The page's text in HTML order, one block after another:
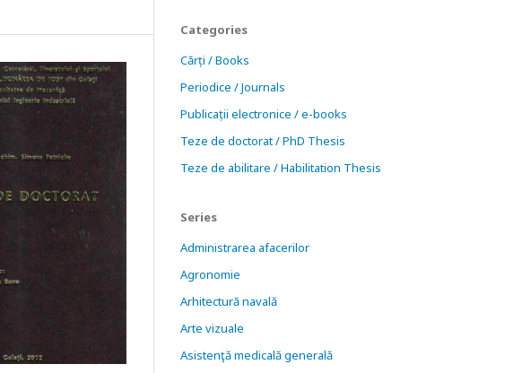
Categories
Cărți / Books
Periodice / Journals
Publicații electronice / e-books
Teze de doctorat / PhD Thesis
Teze de abilitare / Habilitation Thesis
Series
Administrarea afacerilor
Agronomie
Arhitectură navală
Arte vizuale
Asistenţă medicală generală